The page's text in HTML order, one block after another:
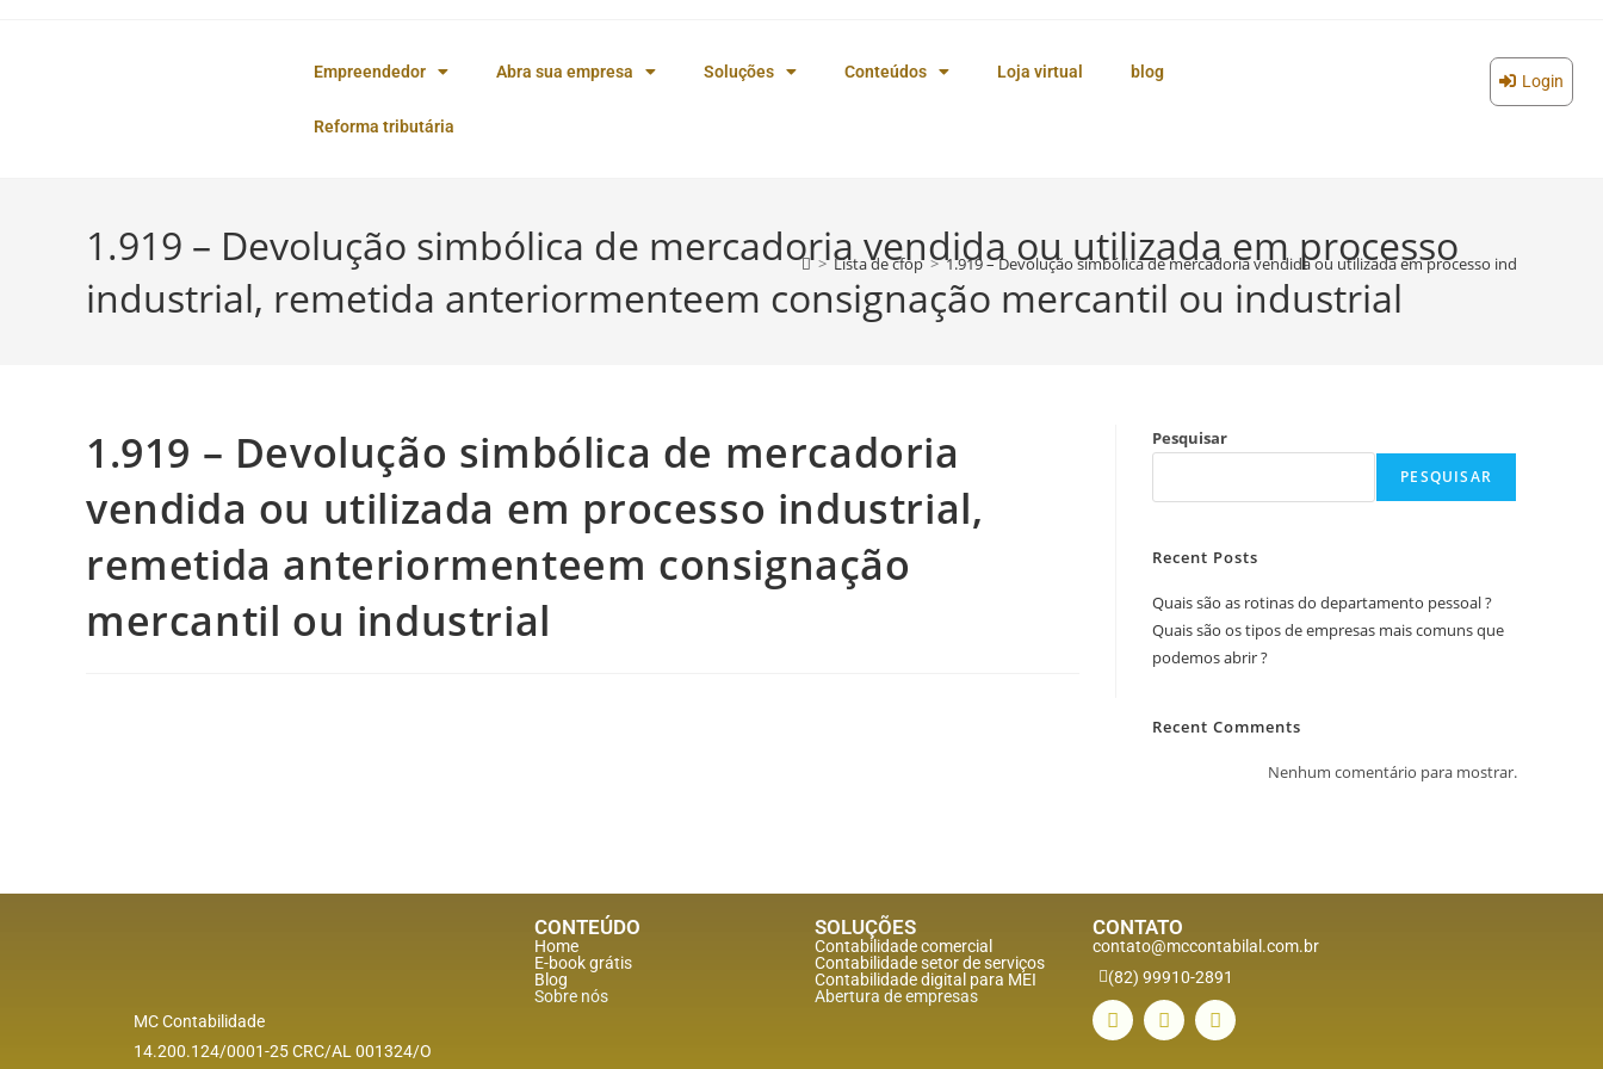
Empreendedor Abra sua empresa Soluções Conteúdos Loja virtual blog
Reforma tributária
Login
1.919 – Devolução simbólica de mercadoria vendida ou utilizada em processo
industrial, remetida anteriormenteem consignação mercantil ou industrial
> Lista de cfop > 1.919 – Devolução simbólica de mercadoria vendida ou utilizada em processo industrial,
1.919 – Devolução simbólica de mercadoria
vendida ou utilizada em processo industrial,
remetida anteriormenteem consignação
mercantil ou industrial
Pesquisar
PESQUISAR
Recent Posts
Quais são as rotinas do departamento pessoal ?
Quais são os tipos de empresas mais comuns que
podemos abrir ?
Recent Comments
Nenhum comentário para mostrar.
MC Contabilidade
14.200.124/0001-25 CRC/AL 001324/O
CONTEÚDO
Home
E-book grátis
Blog
Sobre nós
SOLUÇÕES
Contabilidade comercial
Contabilidade setor deserviços
Contabilidade digital para MEI
Abertura de empresas
CONTATO
contato@mccontabilal.com.br
(82) 99910-2891